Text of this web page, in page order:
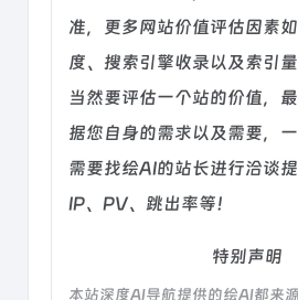
准，更多网站价值评估因素
度、搜索引擎收录以及索引量
当然要评估一个站的价值，
据您自身的需求以及需要，
需要找绘AI的站长进行洽谈
IP、PV、跳出率等！
特别声明
本站深度AI导航提供的绘AI都来